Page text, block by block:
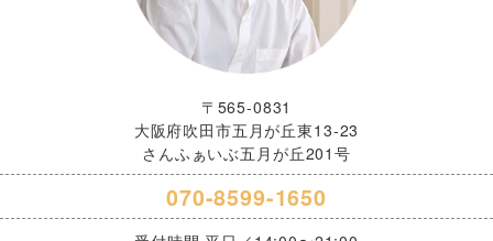
〒565-0831
大阪府吹田市五月が丘東13-23
さんふぁいぶ五月が丘201号
070-8599-1650